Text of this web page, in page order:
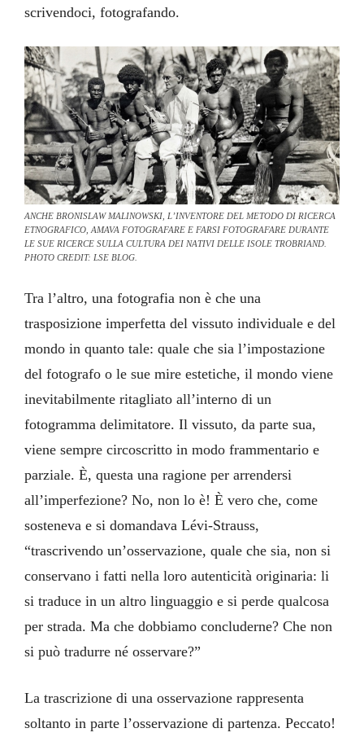
scrivendoci, fotografando.
ANCHE BRONISLAW MALINOWSKI, L’INVENTORE DEL METODO DI RICERCA
ETNOGRAFICO, AMAVA FOTOGRAFARE E FARSI FOTOGRAFARE DURANTE
LE SUE RICERCE SULLA CULTURA DEI NATIVI DELLE ISOLE TROBRIAND.
PHOTO CREDIT: LSE BLOG.
Tra l’altro, una fotografia non è che una
trasposizione imperfetta del vissuto individuale e del
mondo in quanto tale: quale che sia l’impostazione
del fotografo o le sue mire estetiche, il mondo viene
inevitabilmente ritagliato all’interno di un
fotogramma delimitatore. Il vissuto, da parte sua,
viene sempre circoscritto in modo frammentario e
parziale. È, questa una ragione per arrendersi
all’imperfezione? No, non lo è! È vero che, come
sosteneva e si domandava Lévi-Strauss,
“trascrivendo un’osservazione, quale che sia, non si
conservano i fatti nella loro autenticità originaria: li
si traduce in un altro linguaggio e si perde qualcosa
per strada. Ma che dobbiamo concluderne? Che non
si può tradurre né osservare?”
La trascrizione di una osservazione rappresenta
soltanto in parte l’osservazione di partenza. Peccato!